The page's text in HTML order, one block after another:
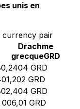
unis en
currency pair
Drachme
grecqueGRD
GRD
GRD
GRD
006,01 GRD